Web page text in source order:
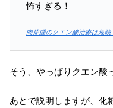
怖すぎる！
肉芽腫のクエン酸治療は危険
そう、やっぱりクエン酸
あとで説明しますが、化